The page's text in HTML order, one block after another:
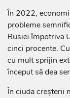
În 2022,
probleme
Rusiei împotriva
cinci procente.
cu mult sprijin
început să dea
În ciuda creșterii